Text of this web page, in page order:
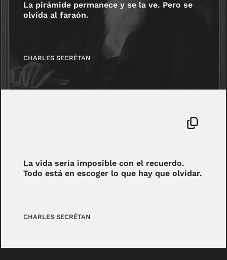
La pirámide permanece y se la ve. Pero se
olvida al faraón.
CHARLES SECRÉTAN
La vida sería imposible con el recuerdo.
Todo está en escoger lo que hay que olvidar.
CHARLES SECRÉTAN